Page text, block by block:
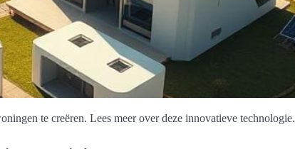
te creëren. Lees meer over deze innovatieve technologie.